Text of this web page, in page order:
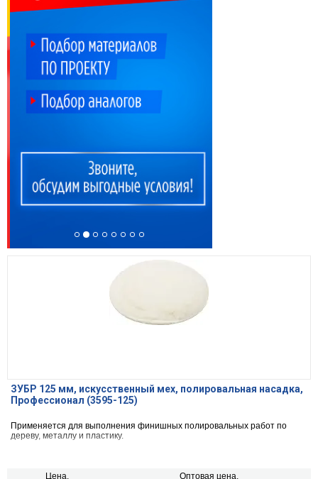
ЗУБР 125 мм, искусственный мех, полировальная насадка,
Профессионал (3595-125)
Применяется для выполнения финишных полировальных работ по
дереву, металлу и пластику.
Цена, Оптовая цена,